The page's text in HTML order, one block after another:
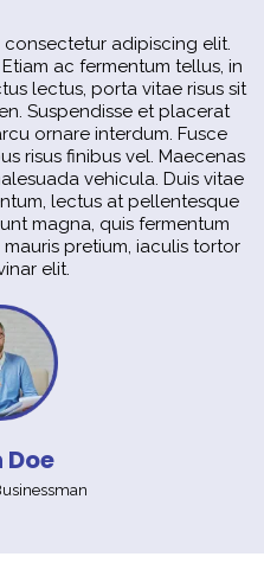
adipiscing elit.
ac fermentum tellus, in
lectus, porta vitae risus sit
Suspendisse et placerat
ornare interdum. Fusce
risus finibus vel. Maecenas
vehicula. Duis vitae
lectus at pellentesque
magna, quis fermentum
pretium, iaculis tortor
elit.
Doe